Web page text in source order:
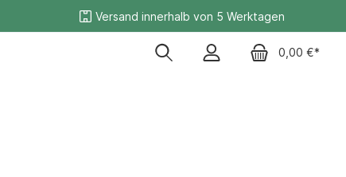
Versand innerhalb von 5 Werktagen
0,00 €*